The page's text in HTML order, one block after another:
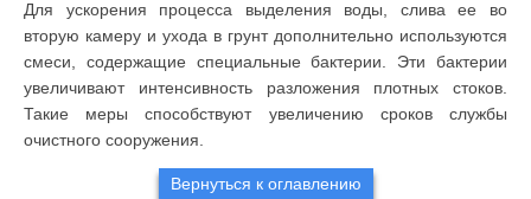
Для ускорения процесса выделения воды, слива ее во
вторую камеру и ухода в грунт дополнительно используются
смеси, содержащие специальные бактерии. Эти бактерии
увеличивают интенсивность разложения плотных стоков.
Такие меры способствуют увеличению сроков службы
очистного сооружения.
Вернуться к оглавлению